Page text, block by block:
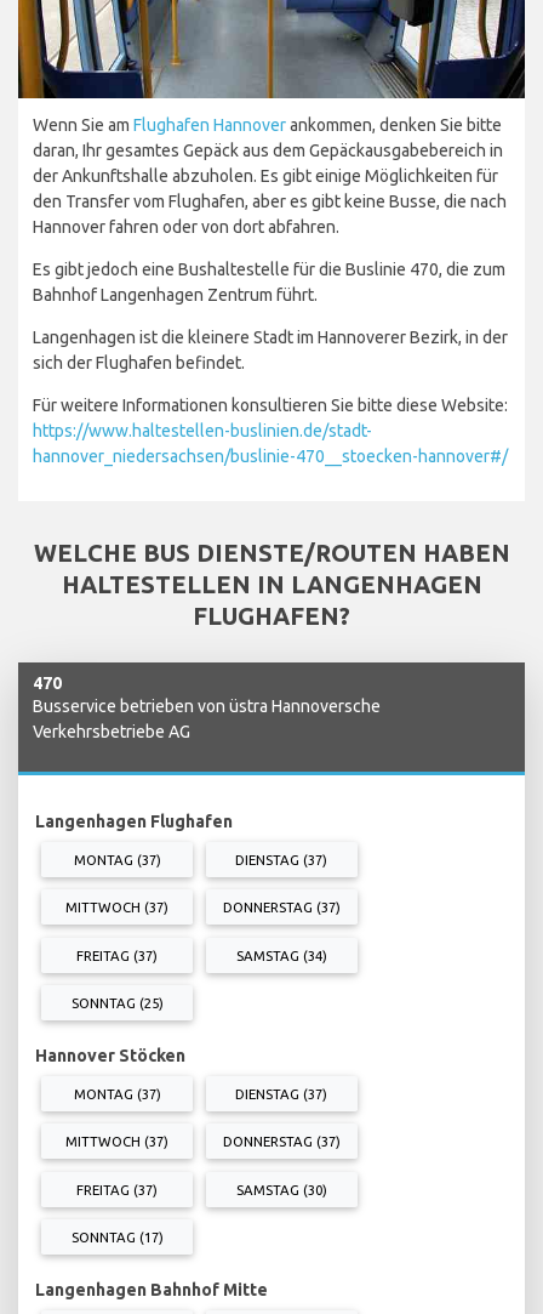
Wenn Sie am Flughafen Hannoverankommen, denken Sie bitte
daran, Ihr gesamtes Gepäck aus dem Gepäckausgabebereich in
der Ankunftshalle abzuholen. Es gibt einige Möglichkeiten für
den Transfer vom Flughafen, aber es gibt keine Busse, die nach
Hannover fahren oder von dort abfahren.
Es gibt jedoch eine Bushaltestelle für die Buslinie 470, die zum
Bahnhof Langenhagen Zentrum führt.
Langenhagen ist die kleinere Stadt im Hannoverer Bezirk, in der
sich der Flughafen befindet.
Für weitere Informationen konsultieren Sie bitte diese Website:
https://www.haltestellen-buslinien.de/stadt-
hannover_niedersachsen/buslinie-470__stoecken-hannover#/
WELCHE BUS DIENSTE/ROUTEN HABEN
HALTESTELLEN IN LANGENHAGEN
FLUGHAFEN?
470
Busservice betrieben von üstra Hannoversche
Verkehrsbetriebe AG
Langenhagen Flughafen
MONTAG (37) DIENSTAG (37)
MITTWOCH (37) DONNERSTAG (37)
FREITAG (37) SAMSTAG (34)
SONNTAG (25)
Hannover Stöcken
MONTAG (37) DIENSTAG (37)
MITTWOCH (37) DONNERSTAG (37)
FREITAG (37) SAMSTAG (30)
SONNTAG (17)
Langenhagen Bahnhof Mitte